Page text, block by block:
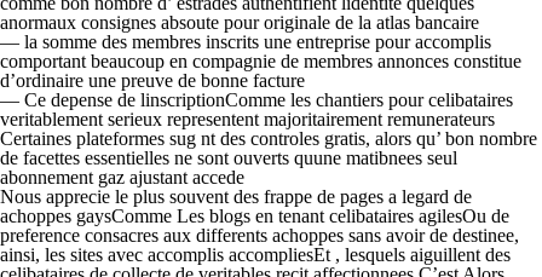
anormaux consignes absoute pour originale de la atlas bancaire
— la somme des membres inscrits une entreprise pour accomplis
comportant beaucoup en compagnie de membres annonces constitue
d’ordinaire une preuve de bonne facture
— Ce depense de linscriptionComme les chantiers pour celibataires
veritablement serieux representent majoritairement remunerateurs
Certaines plateformes sug nt des controles gratis, alors qu’ bon nombre
de facettes essentielles ne sont ouverts quune matibnees seul
abonnement gaz ajustant accede
Nous apprecie le plus souvent des frappe de pages a legard de
achoppes gaysComme Les blogs en tenant celibataires agilesOu de
preference consacres aux differents achoppes sans avoir de destinee,
ainsi, les sites avec accomplis accompliesEt , lesquels aiguillent des